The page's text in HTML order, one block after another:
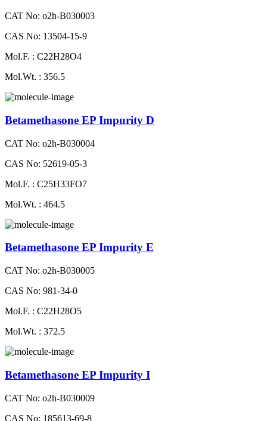
CAT No: o2h-B030003
CAS No: 13504-15-9
Mol.F. : C22H28O4
Mol.Wt. : 356.5
Betamethasone EP Impurity D
CAT No: o2h-B030004
CAS No: 52619-05-3
Mol.F. : C25H33FO7
Mol.Wt. : 464.5
Betamethasone EP Impurity E
CAT No: o2h-B030005
CAS No: 981-34-0
Mol.F. : C22H28O5
Mol.Wt. : 372.5
Betamethasone EP Impurity I
CAT No: o2h-B030009
CAS No: 185613-69-8